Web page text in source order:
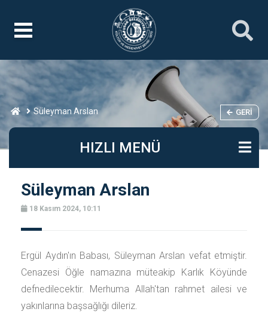
Süleyman Arslan GERI
HIZLI MENÜ
Süleyman Arslan
18 Kasım 2024, 10:11
Ergül Aydın'ın Babası, Süleyman Arslan vefat etmiştir.
Cenazesi Öğle namazına müteakip Karlık Köyünde
defnedilecektir. Merhuma Allah'tan rahmet ailesi ve
yakınlarına başsağlığı dileriz.